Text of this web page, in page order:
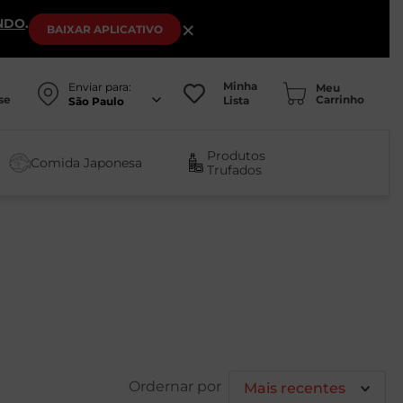
. BAIXAR APLICATIVO ×
Enviar para:
São Paulo
Minha
Lista
Comida Japonesa
Produtos
Trufados
Mais recentes